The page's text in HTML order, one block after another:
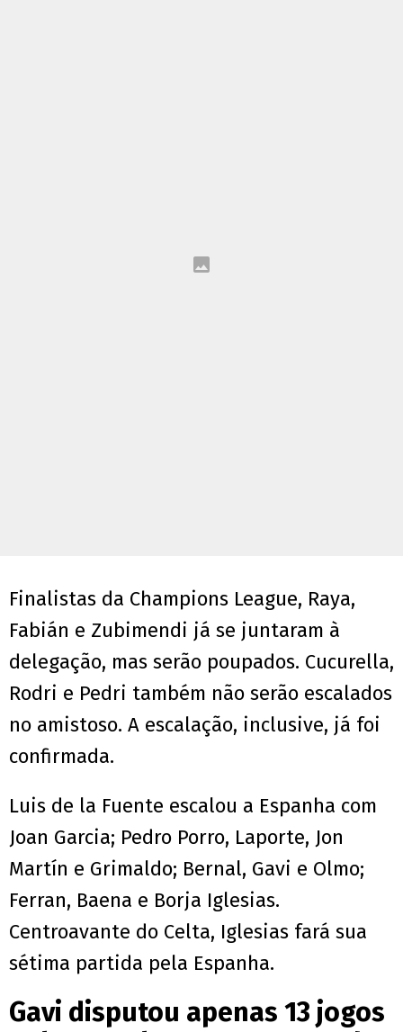
Finalistas da Champions League, Raya,
Fabián e Zubimendi já se juntaram à
delegação, mas serão poupados. Cucurella,
Rodri e Pedri também não serão escalados
no amistoso. A escalação, inclusive, já foi
confirmada.
Luis de la Fuente escalou a Espanha com
Joan Garcia; Pedro Porro, Laporte, Jon
Martín e Grimaldo; Bernal, Gavi e Olmo;
Ferran, Baena e Borja Iglesias.
Centroavante do Celta, Iglesias fará sua
sétima partida pela Espanha.
Gavi disputou apenas 13 jogos